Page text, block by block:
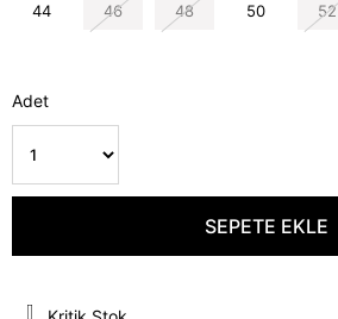
44 46 48 50 52
Adet